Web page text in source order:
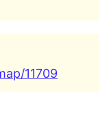
11709